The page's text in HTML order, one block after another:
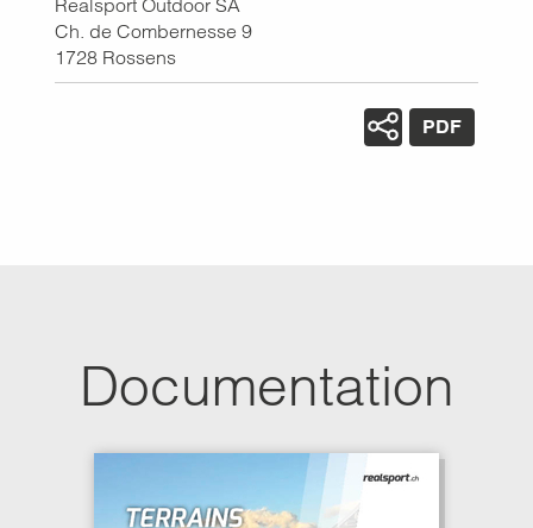
Ch. de Combernesse 9
1728 Rossens
PDF
Documentation